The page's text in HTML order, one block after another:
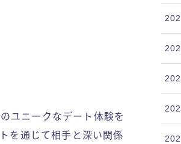
ユニークなデート体験を
を通じて相手と深い関係